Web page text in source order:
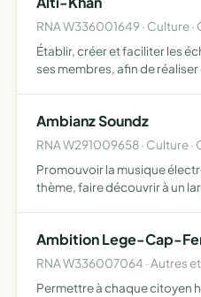
RNA W336001649 · Culture
Établir, créer et faciliter les
ses membres, afin de
Ambianz Soundz
RNA W291009658 · Culture ·
Promouvoir la musique
thème, faire découvrir à un
Ambition Lege-Cap-
RNA W336007064 · Autres
Permettre à chaque citoyen